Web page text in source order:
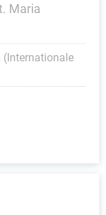
Maria
(Internationale